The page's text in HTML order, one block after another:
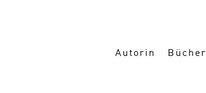
Autorin Bücher